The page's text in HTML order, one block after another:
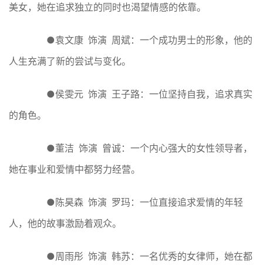
美女，她在追求独立的同时也渴望情感的依靠。
●袁文康 饰演 周斌：一个成功男士的形象，他的
人生充满了新的尝试与变化。
●侯雯元 饰演 王子路：一位坚持自我，追求真实
的角色。
●董洁 饰演 曾诚：一个内心强大的女性领导者，
她在事业和爱情中都努力经营。
●陈昊森 饰演 罗玛：一位直接追求爱情的年轻
人，他的故事激励着观众。
●周雨彤 饰演 韩苏：一名优秀的女律师，她在都